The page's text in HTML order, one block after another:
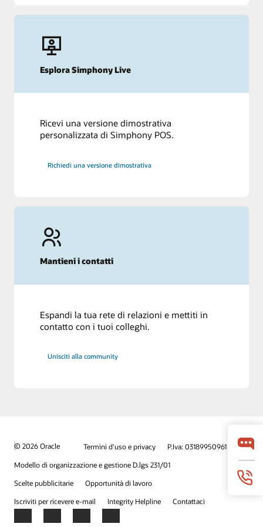
Esplora Simphony Live
Ricevi una versione dimostrativa
personalizzata di Simphony POS.
Richiedi una versione dimostrativa
Mantieni i contatti
Espandi la tua rete di relazioni e mettiti in
contatto con i tuoi colleghi.
Unisciti alla community
© 2026 Oracle Termini d'uso e privacy
P.Iva: 03189950961
Modello di organizzazione e gestione D.lgs 231/01
Scelte pubblicitarie
Opportunità di lavoro
Iscriviti per ricevere e-mail
Integrity Helpline Contattaci
Facebook
X LinkedInYouTube